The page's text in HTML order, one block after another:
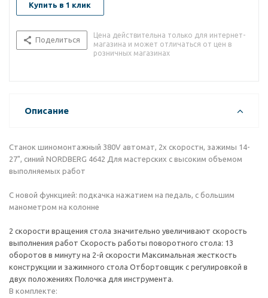
Купить в 1 клик
Поделиться
Цена действительна только для интернет-
магазина и может отличаться от цен в
розничных магазинах
Описание
Станок шиномонтажный 380V автомат, 2х скоростн, зажимы 14-
27", синий NORDBERG 4642 Для мастерских с высоким объемом
выполняемых работ
С новой функцией: подкачка нажатием на педаль, с большим
манометром на колонне
2 скорости вращения стола значительно увеличивают скорость
выполнения работ Скорость работы поворотного стола: 13
оборотов в минуту на 2-й скорости Максимальная жесткость
конструкции и зажимного стола Отбортовщик с регулировкой в
двух положениях Полочка для инструмента.
В комплекте: